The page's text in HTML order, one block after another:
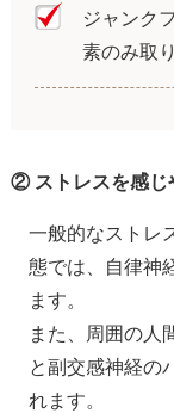
ジャンク
素のみ取
② ストレスを感じ
一般的なストレ
態では、自律神
ます。
また、周囲の人
と副交感神経の
れます。